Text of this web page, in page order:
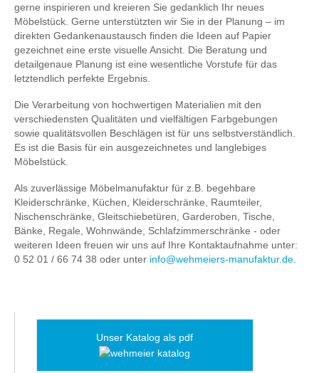
gerne inspirieren und kreieren Sie gedanklich Ihr neues
Möbelstück. Gerne unterstützten wir Sie in der Planung – im
direkten Gedankenaustausch finden die Ideen auf Papier
gezeichnet eine erste visuelle Ansicht. Die Beratung und
detailgenaue Planung ist eine wesentliche Vorstufe für das
letztendlich perfekte Ergebnis.
Die Verarbeitung von hochwertigen Materialien mit den
verschiedensten Qualitäten und vielfältigen Farbgebungen
sowie qualitätsvollen Beschlägen ist für uns selbstverständlich.
Es ist die Basis für ein ausgezeichnetes und langlebiges
Möbelstück.
Als zuverlässige Möbelmanufaktur für z.B. begehbare
Kleiderschränke, Küchen, Kleiderschränke, Raumteiler,
Nischenschränke, Gleitschiebetüren, Garderoben, Tische,
Bänke, Regale, Wohnwände, Schlafzimmerschränke - oder
weiteren Ideen freuen wir uns auf Ihre Kontaktaufnahme unter:
0 52 01 / 66 74 38 oder unter info@wehmeiers-manufaktur.de.
Unser Katalog als pdf